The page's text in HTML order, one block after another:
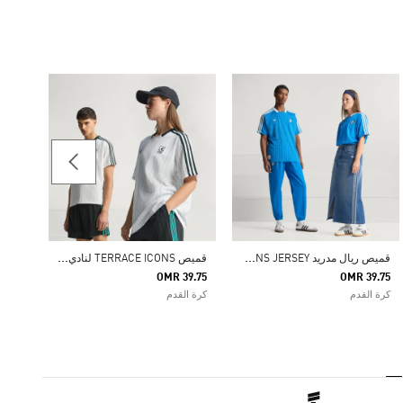
ق
ميص ريال مدريد TERRACE ICONS JERSEY
OMR 39.75
كرة القدم
ق
ميص TERRACE ICONS لنادي ليفيربول لكرة القدم
OMR 39.75
كرة القدم